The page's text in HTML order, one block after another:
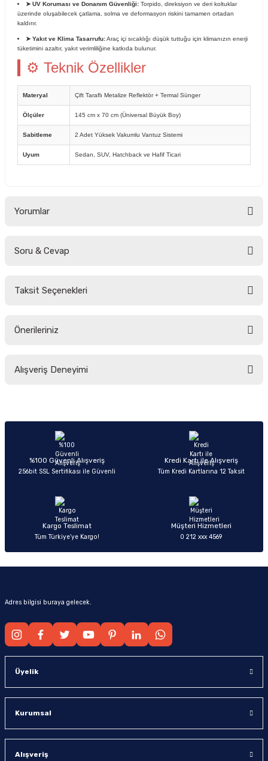
➤ UV Koruması ve Donanım Güvenliği: Torpido, direksiyon ve deri koltuklar
üzerinde oluşabilecek çatlama, solma ve deformasyon riskini tamamen ortadan
kaldırır.
➤ Yakıt ve Klima Tasarrufu:Araç içi sıcaklığı düşük tuttuğu için klimanızın enerji
tüketimini azaltır, yakıt verimliliğine katkıda bulunur.
⚙ Teknik Özellikler
Materyal Çift Taraflı Metalize Reflektör + Termal Sünger
Ölçüler 145 cm x 70 cm (Üniversal Büyük Boy)
Sabitleme 2 Adet Yüksek Vakumlu Vantuz Sistemi
Uyum Sedan, SUV, Hatchback ve Hafif Ticari
Yorumlar
Soru & Cevap
Taksit Seçenekleri
Önerileriniz
yetersiz gördüğünüz noktaları öneri formunu kullanarak tarafımıza
Ürün açıklamasında eksik bilgiler bulunuyor.
Ürün bilgilerinde hatalar bulunuyor.
Ürün fiyatı diğer sitelerden daha pahalı.
Alışveriş Deneyimi
Sitemize ilk yorumu siz yapın!
%100 Güvenli Alışveriş
256bit SSL Sertifikası ile Güvenli
Kredi Kartı ile Alışveriş
Tüm Kredi Kartlarına 12 Taksit
Kargo Teslimat
Tüm Türkiye’ye Kargo!
Müşteri Hizmetleri
0 212 xxx 4569
Adres bilgisi buraya gelecek.
Üyelik
Kurumsal
Alışveriş